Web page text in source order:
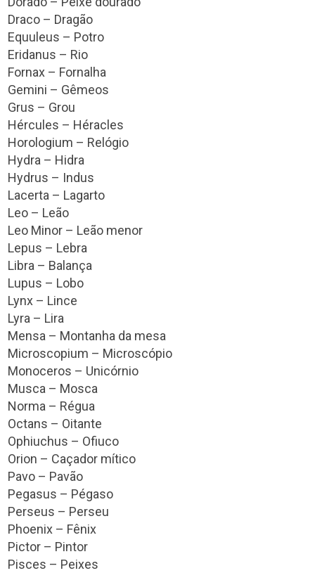
Draco – Dragão
Equuleus – Potro
Eridanus – Rio
Fornax – Fornalha
Gemini – Gêmeos
Grus – Grou
Hércules – Héracles
Horologium – Relógio
Hydra – Hidra
Hydrus – Indus
Lacerta – Lagarto
Leo – Leão
Leo Minor – Leão menor
Lepus – Lebra
Libra – Balança
Lupus – Lobo
Lynx – Lince
Lyra – Lira
Mensa – Montanha da mesa
Microscopium – Microscópio
Monoceros – Unicórnio
Musca – Mosca
Norma – Régua
Octans – Oitante
Ophiuchus – Ofiuco
Orion – Caçador mítico
Pavo – Pavão
Pegasus – Pégaso
Perseus – Perseu
Phoenix – Fênix
Pictor – Pintor
Pisces – Peixes